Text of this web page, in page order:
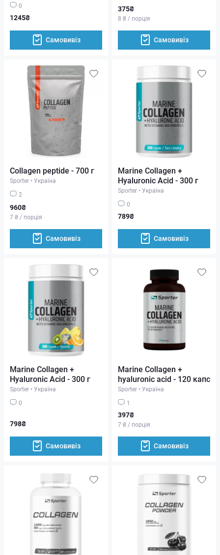
0
1245₴
Самовивіз
375₴
8 ₴ / порція
Самовивіз
Collagen peptide - 700 г
Sporter • Україна
2
960₴
7 ₴ / порція
Самовивіз
Marine Collagen +
Hyaluronic Acid - 300 г
Sporter • Україна
0
789₴
Самовивіз
Marine Collagen +
Hyaluronic Acid - 300 г
Sporter • Україна
0
798₴
Самовивіз
Marine Collagen +
hyaluronic acid - 120 капс
Sporter • Україна
1
397₴
7 ₴ / порція
Самовивіз